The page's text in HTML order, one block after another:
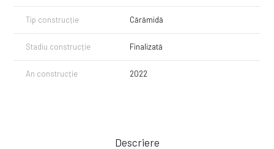
Tip construcție Cărămidă
Stadiu construcție Finalizată
An construcție 2022
Descriere